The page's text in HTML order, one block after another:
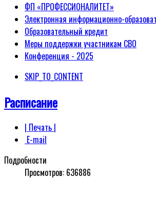
ФП «ПРОФЕССИОНАЛИТЕТ»
Электронная информационно-
Образовательный кредит
Меры поддержки участникам СВО
Конференция - 2025
SKIP_TO_CONTENT
Расписание
| Печать |
E-mail
Подробности
Просмотров: 636886